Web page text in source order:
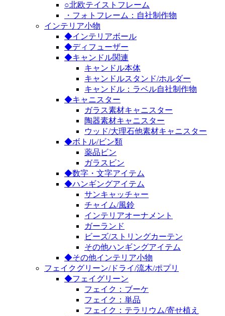
○北欧テイストフレーム
・フォトフレーム：自社制作物
インテリア小物
◆インテリアボール
◆ディフューザー
◆キャンドル関連
キャンドル本体
キャンドルスタンド/ホルダー
キャンドル：ラベル自社制作物
◆キャニスター
ガラス素材キャニスター
陶器素材キャニスター
ウッド/大理石他素材キャニスター
◆ボトル/ビン類
薬品ビン
ガラスビン
◆数字・文字アイテム
◆ハンギングアイテム
サンキャッチャー
チャイム/風鈴
インテリアオーナメント
ガーランド
ビーズ/ストリングカーテン
その他ハンギングアイテム
◆その他インテリア小物
フェイクグリーン/ドライ/流木/ポプリ
◆フェイグリーン
フェイク：ブーケ
フェイク：単品
フェイク：テラリウム/寄せ植え